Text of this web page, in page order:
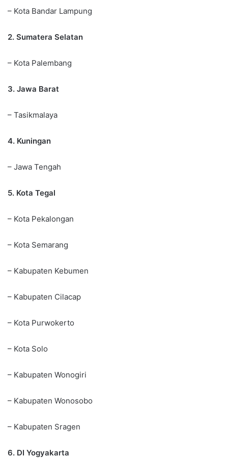
– Kota Bandar Lampung
2. Sumatera Selatan
– Kota Palembang
3. Jawa Barat
– Tasikmalaya
4. Kuningan
– Jawa Tengah
5. Kota Tegal
– Kota Pekalongan
– Kota Semarang
– Kabupaten Kebumen
– Kabupaten Cilacap
– Kota Purwokerto
– Kota Solo
– Kabupaten Wonogiri
– Kabupaten Wonosobo
– Kabupaten Sragen
6. DI Yogyakarta